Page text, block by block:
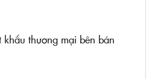
thương mại bên bán